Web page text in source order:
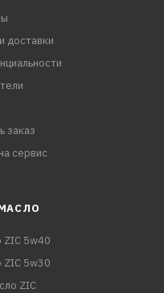
доставки
заказ
сервис
5w40
5w30
ZIC